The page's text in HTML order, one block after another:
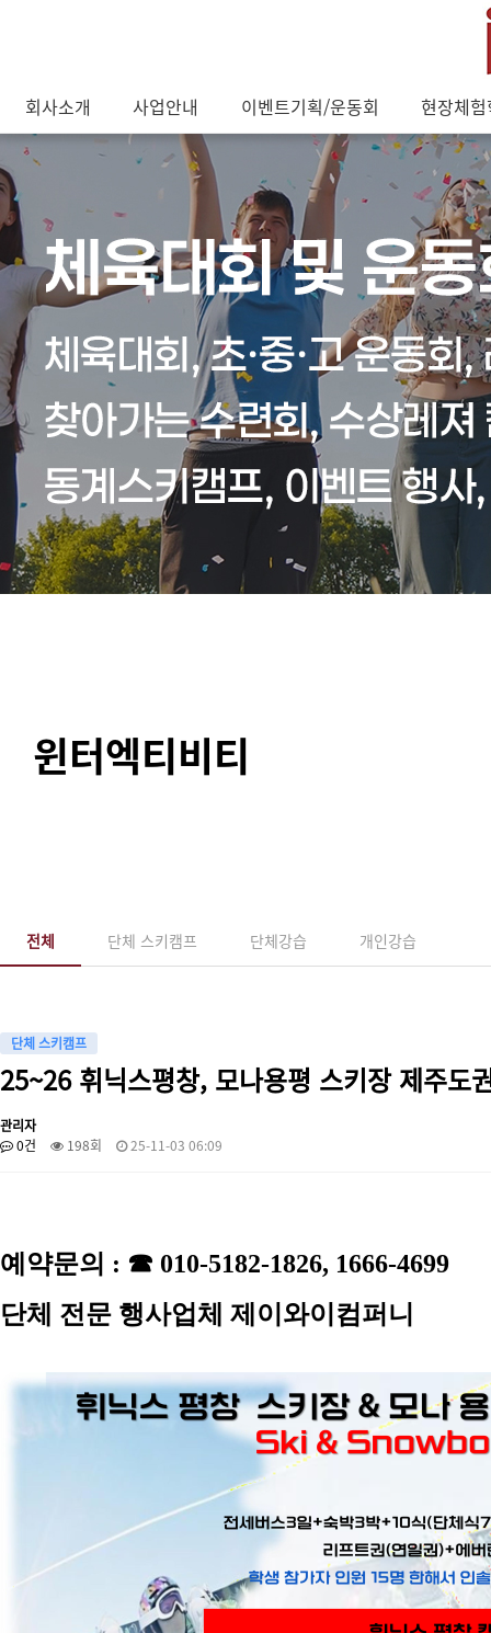
회사소개 사업안내 이벤트기획/운동회 현장체
윈터엑티비티
전체 단체 스키캠프 단체강습 개인강습
단체 스키캠프
25~26 휘닉스평창, 모나용평 스키장 제주도
관리자
0건
198회 25-11-03 06:09
예약문의 : ☎ 010-5182-1826, 1666-4699
단체 전문 행사업체 제이와이컴퍼니